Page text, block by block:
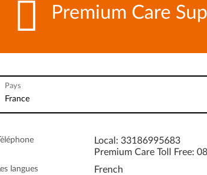
Premium Care
Pays
Téléphone
Local: 33186995683
Premium Care Toll Free:
langues French